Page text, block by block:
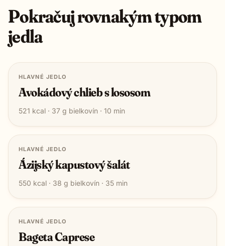
Pokračuj rovnakým typom
jedla
HLAVNÉ JEDLO
Avokádový chlieb s lososom
521 kcal · 37 g bielkovín · 10 min
HLAVNÉ JEDLO
Ázijský kapustový šalát
550 kcal · 38 g bielkovín · 35 min
HLAVNÉ JEDLO
Bageta Caprese